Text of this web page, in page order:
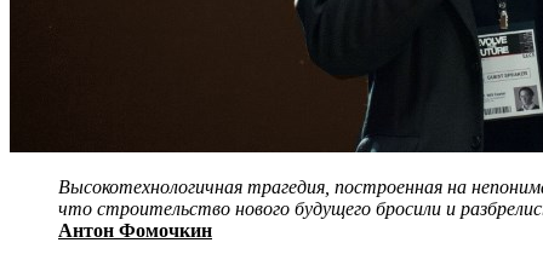
Высокотехнологичная трагедия, построенная на
что строительство нового будущего бросили и
Антон Фомочкин